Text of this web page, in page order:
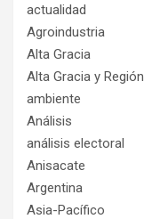
actualidad
Agroindustria
Alta Gracia
Alta Gracia y Región
ambiente
Análisis
análisis electoral
Anisacate
Argentina
Asia-Pacífico